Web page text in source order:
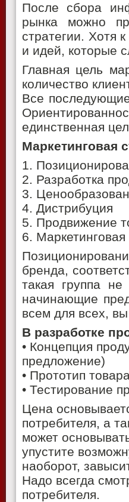
После сбора
рынка можно
стратегии. Хотя
и идей, которые
Главная цель
количество
Все
единственная
Маркетинговая
1.
2. Разработка
3.
4. Дистрибуция
5. Продвижение
6.
бренда,
такая группа
начинающие
всем для всех,
В разработке
• Концепция
предложение)
• Прототип
• Тестирование
Цена
потребителя, а
может
упустите
наоборот,
Надо всегда
потребителя.